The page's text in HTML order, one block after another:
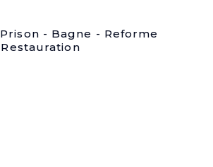
Prison - Bagne - Reforme
Restauration